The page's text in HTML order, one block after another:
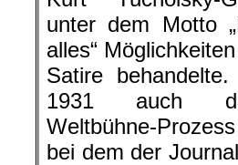
unter dem Motto
alles“
Satire
1931 auch
Weltbühne-
bei dem der